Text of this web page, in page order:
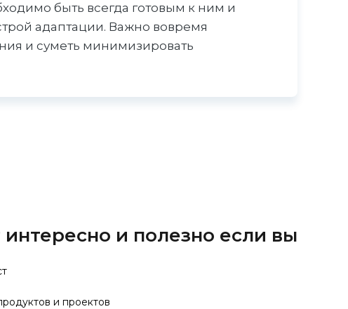
быть всегда готовым к ним и
адаптации. Важно вовремя
и суметь минимизировать
и полезно если вы
и проектов